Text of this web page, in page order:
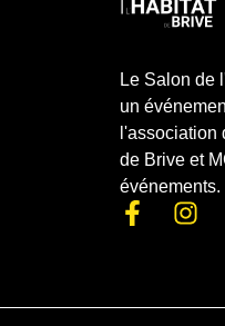
Le Salon de
un
l'association
de Briveet
événements.